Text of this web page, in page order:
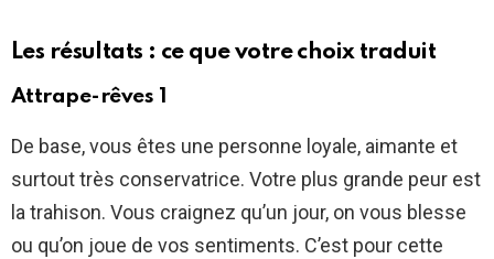
Les résultats : ce que votre choix traduit
Attrape-rêves 1
De base, vous êtes une personne loyale, aimante et
surtout très conservatrice. Votre plus grande peur est
la trahison. Vous craignez qu’un jour, on vous blesse
ou qu’on joue de vos sentiments. C’est pour cette